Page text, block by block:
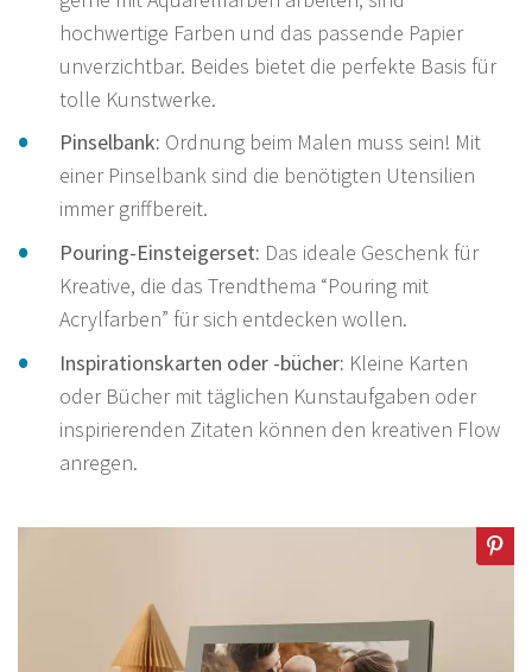
hochwertige Farben und das passende Papier
unverzichtbar. Beides bietet die perfekte Basis für
tolle Kunstwerke.
Pinselbank: Ordnung beim Malen muss sein! Mit
einer Pinselbank sind die benötigten Utensilien
immer griffbereit.
Pouring-Einsteigerset: Das ideale Geschenk für
Kreative, die das Trendthema “Pouring mit
Acrylfarben” für sich entdecken wollen.
Inspirationskarten oder -bücher: Kleine Karten
oder Bücher mit täglichen Kunstaufgaben oder
inspirierenden Zitaten können den kreativen Flow
anregen.